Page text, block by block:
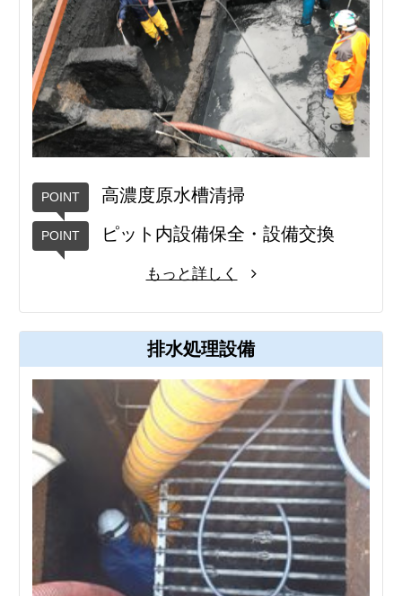
高濃度原水槽清掃
ピット内設備保全・設備交換
もっと詳しく
排水処理設備